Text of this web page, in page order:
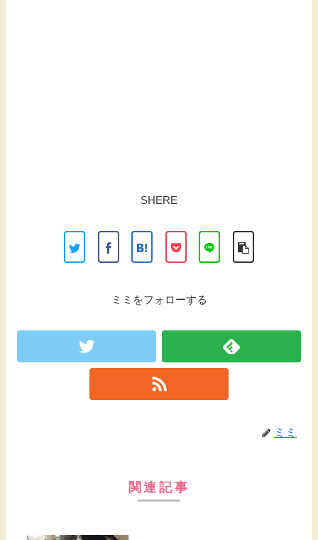
SHERE
ミミをフォローする
ミミ
関連記事